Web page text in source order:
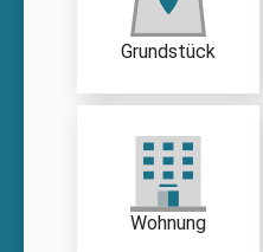
Grundstück
Wohnung